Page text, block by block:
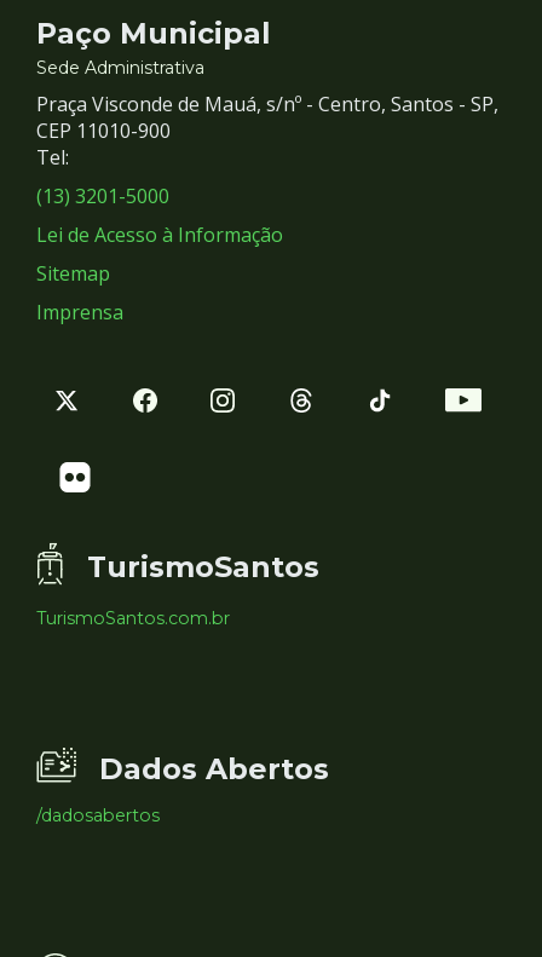
Contato
e
Redes
Sociais
Paço Municipal
Sede Administrativa
Praça Visconde de Mauá, s/nº - Centro, Santos - SP,
CEP 11010-900
Tel:
(13) 3201-5000
Lei de Acesso à Informação
Sitemap
Imprensa
TurismoSantos
TurismoSantos.com.br
Dados Abertos
/dadosabertos